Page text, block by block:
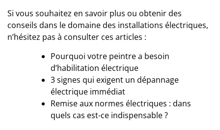
Si vous souhaitez en savoir plus ou obtenir des
conseils dans le domaine des installations électriques,
n’hésitez pas à consulter ces articles :
Pourquoi votre peintre a besoin
d’habilitation électrique
3 signes qui exigent un dépannage
électrique immédiat
Remise aux normes électriques : dans
quels cas est-ce indispensable ?